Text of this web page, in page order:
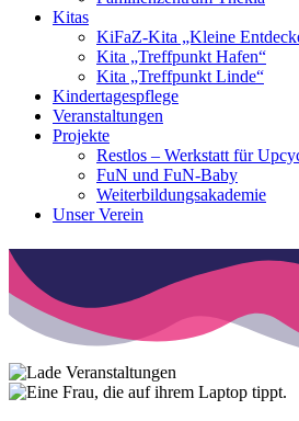
Kitas
KiFaZ-Kita „Kleine
Kita „Treffpunkt Hafen“
Kita „Treffpunkt Linde“
Kindertagespflege
Veranstaltungen
Projekte
Restlos – Werkstatt für
FuN und FuN-Baby
Weiterbildungsakademie
Unser Verein